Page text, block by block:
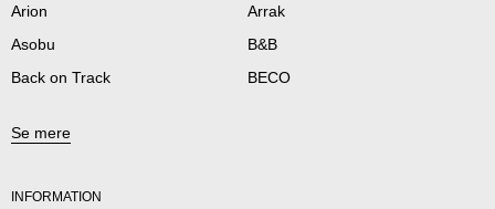
Arion
Arrak
Asobu
B&B
Back on Track
BECO
Se mere
INFORMATION